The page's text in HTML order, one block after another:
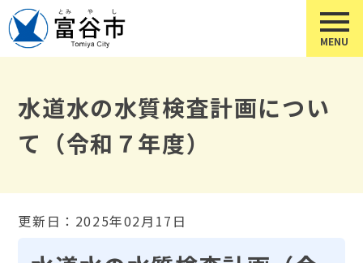
水道水の水質検査計画につい
て（令和７年度）
更新日：2025年02月17日